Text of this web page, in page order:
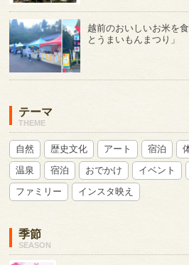
越前のおいしいお米を
とうまいもんまつり」
テーマ
THEME
自然 歴史文化 アート 宿泊
温泉
宿泊 おでかけ イベント
ファミリー
インスタ映え
季節
SEASON